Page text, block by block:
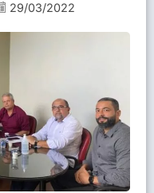
29/03/2022